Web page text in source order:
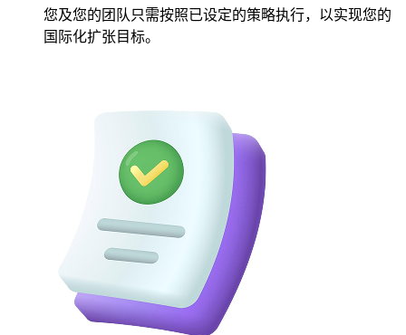
您及您的团队只需按照已设定的策略执行，以实现您的
国际化扩张目标。